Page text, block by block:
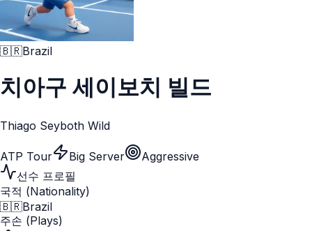
🇧🇷Brazil
치아구 세이보치 빌드
Thiago Seyboth Wild
ATP Tour Big Server
Aggressive
선수 프로필
국적 (Nationality)
🇧🇷Brazil
주손 (Plays)